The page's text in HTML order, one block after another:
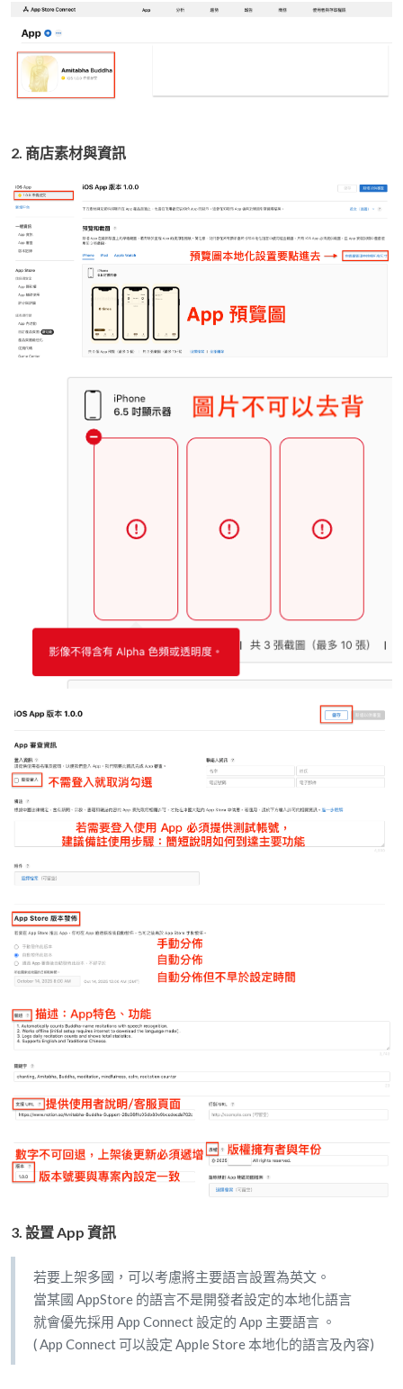
2. 商店素材與資訊
3. 設置 App 資訊
若要上架多國，可以考慮將主要語言設置為英文。
當某國 AppStore 的語言不是開發者設定的本地化語言
就會優先採用 App Connect 設定的 App 主要語言 。
( App Connect 可以設定 Apple Store 本地化的語言及內容)